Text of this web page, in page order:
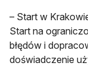
– Start w
Start na
błędów i
doświadczenie